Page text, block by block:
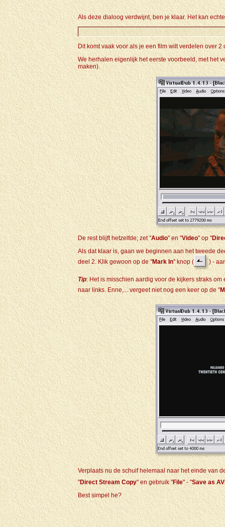
Als deze dialoog verdwijnt, ben je klaar. Het kan
Dit komt vaak voor als je een film wilt verdelen over 2
We herhalen eigenlijk het eerste voorbeeld, met het
maken).
De rest blijft hetzelfde; zet "Audio" en "Video" op "
Als dat klaar is, gaan we beginnen aan het tweede
deel 2. Klik gewoon op de "Mark In" knop ( ) -
Tip: Het is misschien aardig voor de kijkers straks
naar links. Enne,... vergeet niet nog een keer op de "
Verplaats nu de schuif helemaal naar het einde van
"Direct Stream Copy" en gebruik "File" - "Save as
Best simpel he?